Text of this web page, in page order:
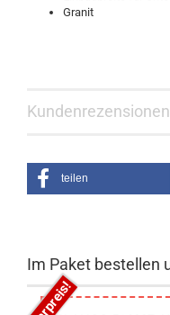
Granit
Kundenrezensionen
teilen
Im Paket bestellen